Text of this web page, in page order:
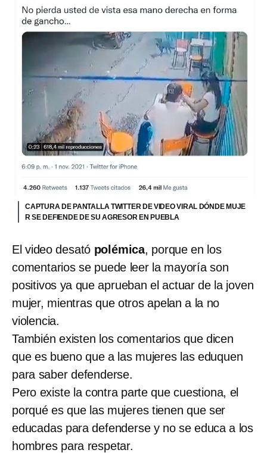
CAPTURA DE PANTALLA TWITTER DE VIDEO VIRAL DÓNDE MUJE
R SE DEFIENDE DE SU AGRESOR EN PUEBLA
El video desató polémica, porque en los
comentarios se puede leer la mayoría son
positivos ya que aprueban el actuar de la joven
mujer, mientras que otros apelan a la no
violencia.
También existen los comentarios que dicen
que es bueno que a las mujeres las eduquen
para saber defenderse.
Pero existe la contra parte que cuestiona, el
porqué es que las mujeres tienen que ser
educadas para defenderse y no se educa a los
hombres para respetar.